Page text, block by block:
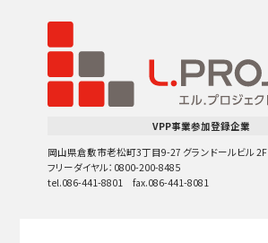
VPP事業参加登録企業
岡山県倉敷市老松町3丁目9-27 グランドールビル 2F
フリーダイヤル：0800-200-8485
tel.086-441-8801 fax.086-441-8081